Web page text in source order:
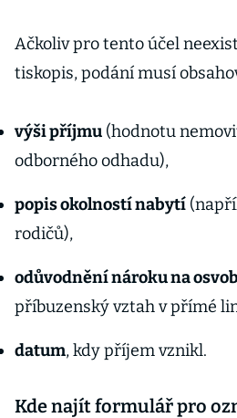
Ačkoliv pro tento účel
tiskopis, podání musí
výši příjmu (hodnotu
odborného odhadu),
popis okolností nabytí
rodičů),
odůvodnění nároku na
příbuzenský vztah v přímé
datum, kdy příjem vznikl.
Kde najít formulář pro